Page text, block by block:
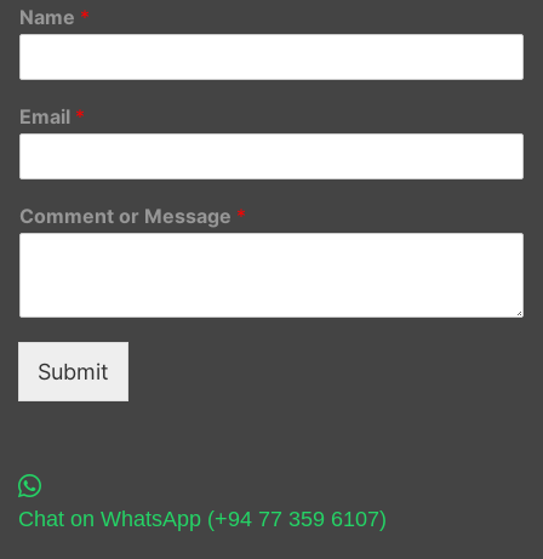
Name *
Email *
Comment or Message *
Submit
Chat on WhatsApp (+94 77 359 6107)